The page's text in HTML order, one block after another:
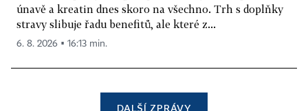
únavě a kreatin dnes skoro na všechno. Trh s doplňky
stravy slibuje řadu benefitů, ale které z...
6. 8. 2026 ▪ 16:13 min.
DALŠÍ ZPRÁVY